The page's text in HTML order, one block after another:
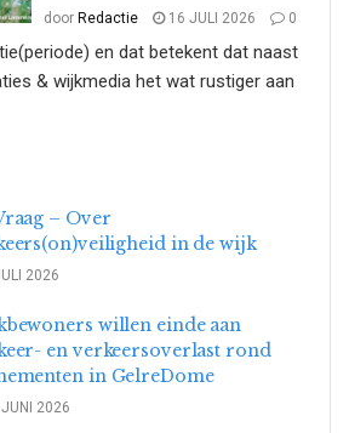
door Redactie 16 JULI 2026 0
en dat betekent dat naast
& wijkmedia het wat rustiger aan
– Over
in de wijk
2026
willen einde aan
en verkeersoverlast rond
in GelreDome
2026